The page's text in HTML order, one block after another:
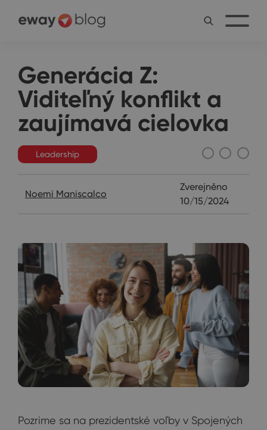
Generácia Z:
Viditeľný konflikt a
zaujímavá cielovka
Leadership
Noemi Maniscalco
Zverejněno
10/15/2024
Pozrime sa na prezidentské voľby v Spojených